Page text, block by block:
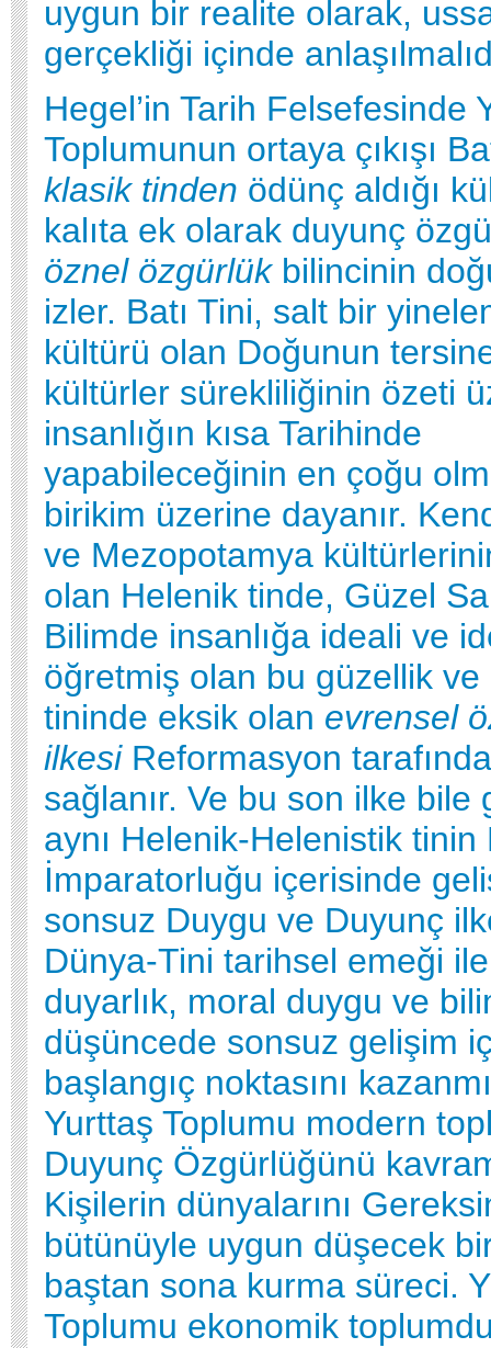
uygun bir realite olarak,
gerçekliği içinde
Hegel’in Tarih Felsefesinde
Toplumunun ortaya çıkışı
klasik tinden ödünç aldığı
kalıta ek olarak duyunç
öznel özgürlük bilincinin
izler. Batı Tini, salt bir
kültürü olan Doğunun
kültürler sürekliliğinin özeti
insanlığın kısa Tarihinde
yapabileceğinin en çoğu
birikim üzerine dayanır.
ve Mezopotamya
olan Helenik tinde, Güzel
Bilimde insanlığa ideali ve
öğretmiş olan bu güzellik ve
tininde eksik olan evrensel
ilkesi Reformasyon
sağlanır. Ve bu son ilke bile
aynı Helenik-Helenistik tinin
İmparatorluğu içerisinde
sonsuz Duygu ve Duyunç
Dünya-Tini tarihsel emeği
duyarlık, moral duygu ve
düşüncede sonsuz gelişim
başlangıç noktasını
Yurttaş Toplumu modern
Duyunç Özgürlüğünü
Kişilerin dünyalarını
bütünüyle uygun düşecek
baştan sona kurma süreci.
Toplumu ekonomik